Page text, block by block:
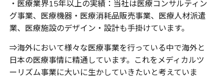
・医療業界15年以上の実績：当社は医療コンサルティン
グ事業、医療機器・医療消耗品販売事業、医療人材派遣
業、医療施設のデザイン・設計も手掛けています。
⇒海外において様々な医療事業を行っている中で海外と
日本の医療事情に精通しています。これをメディカルツ
ーリズム事業に大いに生かしていきたいと考えていま